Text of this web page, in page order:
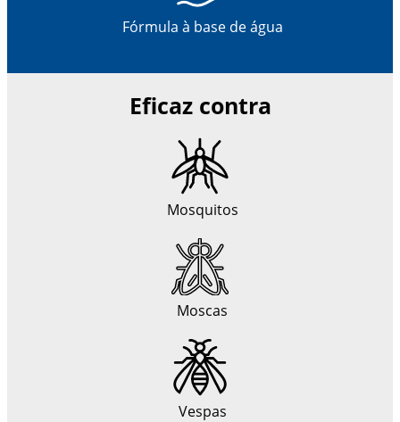
Fórmula à base de água
Eficaz contra
Mosquitos
Moscas
Vespas